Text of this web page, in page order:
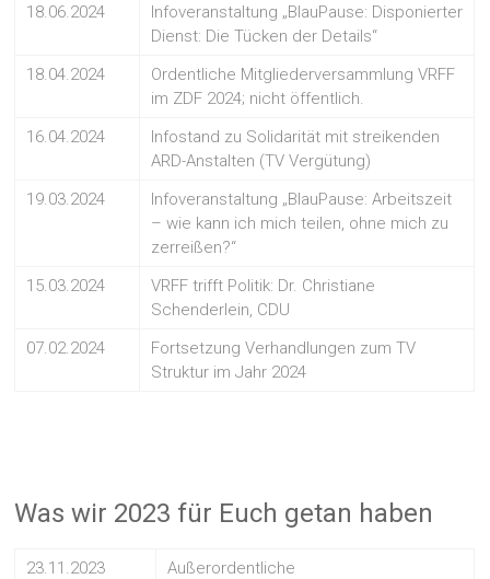
18.06.2024
Infoveranstaltung „BlauPause: Disponierter
Dienst: Die Tücken der Details“
18.04.2024
Ordentliche Mitgliederversammlung VRFF
im ZDF 2024; nicht öffentlich.
16.04.2024
Infostand zu Solidarität mit streikenden
ARD-Anstalten (TV Vergütung)
19.03.2024
Infoveranstaltung „BlauPause: Arbeitszeit
– wie kann ich mich teilen, ohne mich zu
zerreißen?“
15.03.2024
VRFF trifft Politik: Dr. Christiane
Schenderlein, CDU
07.02.2024
Fortsetzung Verhandlungen zum TV
Struktur im Jahr 2024
Was wir 2023 für Euch getan haben
23.11.2023
Außerordentliche